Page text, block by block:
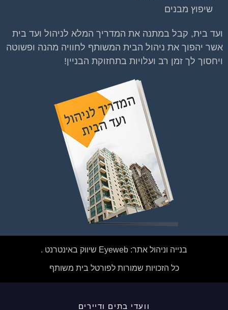
שיפוץ מבנים
ועד בית, קבל במתנה את המדריך המלא לניהול ועד בית
אשר יהפוך את ניהול הבית המשותף לחוויה מהנה ופשוטה
ויחסוך לך זמן רב ועלויות בתחזוקת הבניין!
בנייה וניהול אתר: Eyeweb שיווק באינטרנט .
כל הזכויות שמורות לפורטל בית משותף
וועדי בתים ודיירים